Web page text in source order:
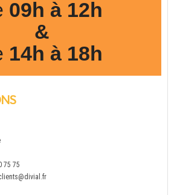
09h à 12h
&
14h à 18h
75 75